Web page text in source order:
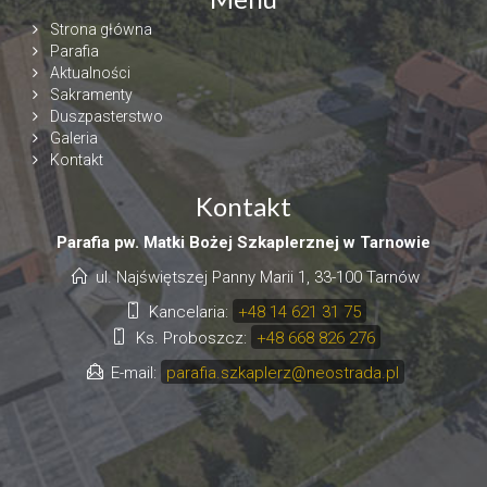
Strona główna
Parafia
Aktualności
Sakramenty
Duszpasterstwo
Galeria
Kontakt
Kontakt
Parafia pw. Matki Bożej Szkaplerznej w Tarnowie
ul. Najświętszej Panny Marii 1, 33-100 Tarnów
Kancelaria:
+48 14 621 31 75
Ks. Proboszcz:
+48 668 826 276
E-mail:
parafia.szkaplerz@neostrada.pl